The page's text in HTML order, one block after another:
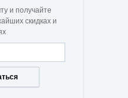
и получайте
скидках и